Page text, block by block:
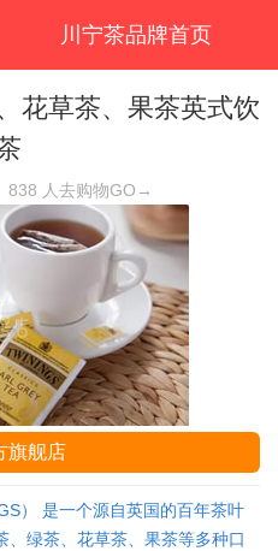
川宁茶品牌首页
花草茶、果茶英式饮
838 人去购物GO→
旗舰店
） 是一个源自英国的百年茶叶
绿茶、花草茶、果茶等多种口